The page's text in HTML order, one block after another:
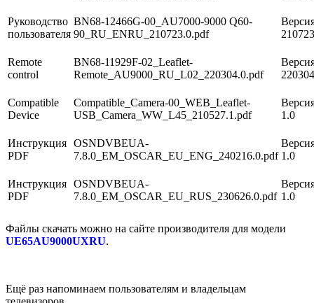
Руководство
пользователя
BN68-12466G-00_AU7000-9000 Q60-
90_RU_ENRU_210723.0.pdf
Remote
control
BN68-11929F-02_Leaflet-
Remote_AU9000_RU_L02_220304.0.pdf
Compatible
Device
Compatible_Camera-00_WEB_Leaflet-
USB_Camera_WW_L45_210527.1.pdf
1.0
Инструкция
PDF
OSNDVBEUA-
7.8.0_EM_OSCAR_EU_ENG_240216.0.pdf 1.0
Инструкция
PDF
OSNDVBEUA-
7.8.0_EM_OSCAR_EU_RUS_230626.0.pdf 1.0
Файлы скачать можно на сайте производителя для модели
UE65AU9000UXRU.
Ещё раз напоминаем пользователям и владельцам